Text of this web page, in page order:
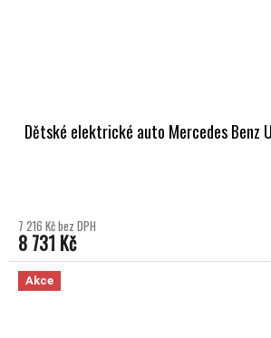
Dětské elektrické auto Mercedes Benz
7 216 Kč bez DPH
8 731 Kč
Akce